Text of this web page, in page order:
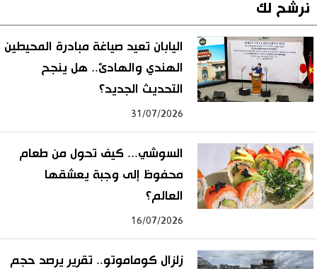
نرشح لك
اليابان تعيد صياغة مبادرة المحيطين
الهندي والهادئ.. هل ينجح
التحديث الجديد؟
31/07/2026
السوشي... كيف تحول من طعام
محفوظ إلى وجبة يعشقها
العالم؟
16/07/2026
زلزال كوماموتو.. تقرير يرصد حجم